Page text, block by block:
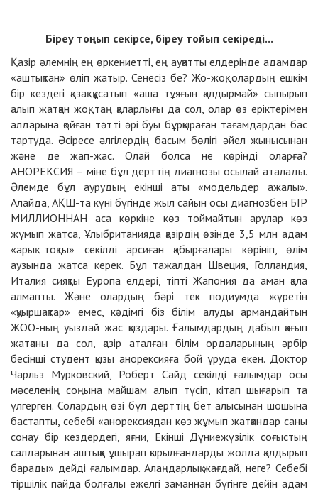
Біреу тоңып секірсе, біреу тойып секіреді...
Қазір әлемнің ең өркениетті, ең ауқатты елдерінде адамдар
«аштықтан» өліп жатыр. Сенесіз бе? Жо-жоқ, олардың ешкім
бір кездегі қазақ құсатып «аша тұяғын қалдырмай» сыпырып
алып жатқан жоқ, таң қаларлығы да сол, олар өз еріктерімен
алдарына қойған тәтті әрі буы бұрқыраған тағамдардан бас
тартуда. Әсіресе әлгілердің басым бөлігі әйел жынысынан
және де жап-жас. Олай болса не көрінді оларға?
АНОРЕКСИЯ – міне бұл дерттің диагнозы осылай аталады.
Әлемде бұл аурудың екінші аты «модельдер ажалы».
Алайда, АҚШ-та күні бүгінде жыл сайын осы диагнозбен БІР
МИЛЛИОННАН аса көркіне көз тоймайтын арулар көз
жұмып жатса, Ұлыбританияда қазірдің өзінде 3,5 млн адам
«арық тоқты» секілді арсиған қабырғалары көрініп, өлім
аузында жатса керек. Бұл тажалдан Швеция, Голландия,
Италия сияқты Еуропа елдері, тіпті Жапония да аман қала
алмапты. Және олардың бәрі тек подиумда жүретін
«қуыршақтар» емес, кәдімгі біз білім алуды армандайтын
ЖОО-ның уыздай жас қыздары. Ғалымдардың дабыл қағып
жатқаны да сол, қазір аталған білім ордаларының әрбір
бесінші студент қызы анорексияға бой ұруда екен. Доктор
Чарльз Мурковский, Роберт Сайд секілді ғалымдар осы
мәселенің соңына майшам алып түсіп, кітап шығарып та
үлгерген. Солардың өзі бұл дерттің бет алысынан шошына
бастапты, себебі «анорексиядан көз жұмып жатқандар саны
сонау бір кездердегі, яғни, Екінші Дүниежүзілік соғыстың
салдарынан аштыққа ұшырап қырылғандарды жолда қалдырып
барады» дейді ғалымдар. Алаңдарлық жағдай, неге? Себебі
тіршілік пайда болғалы ежелгі заманнан бүгінге дейін адам